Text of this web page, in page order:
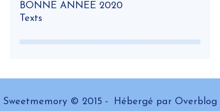
BONNE ANNEE 2020
Texts
Sweetmemory © 2015 - Hébergé par Overblog